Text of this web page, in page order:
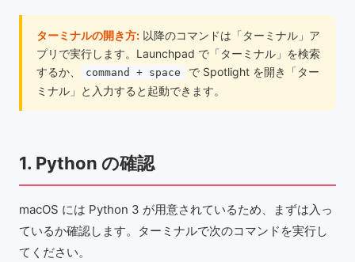
ターミナルの開き方: 以降のコマンドは「ターミナル」ア
プリで実行します。Launchpad で「ターミナル」を検索
するか、
command + space
で Spotlight を開き「ター
ミナル」と入力すると起動できます。
1. Python の確認
macOS には Python 3 が用意されているため、まずは入っ
ているか確認します。ターミナルで次のコマンドを実行し
てください。